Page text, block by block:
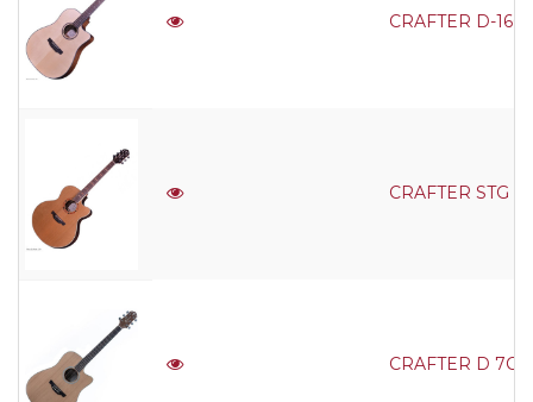
CRAFTER D-
CRAFTER STG
CRAFTER D